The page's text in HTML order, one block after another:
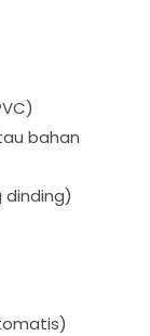
bahan
dinding)